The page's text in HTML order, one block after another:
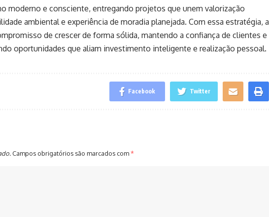
moderno e consciente, entregando projetos que unem valorização
ambiental e experiência de moradia planejada. Com essa estratégia, a
de crescer de forma sólida, mantendo a confiança de clientes e
oportunidades que aliam investimento inteligente e realização pessoal.
Facebook Twitter
Campos obrigatórios são marcados com*